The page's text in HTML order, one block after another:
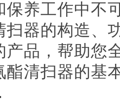
保养工作中不
扫器的构造、
产品，帮助您
酯清扫器的基